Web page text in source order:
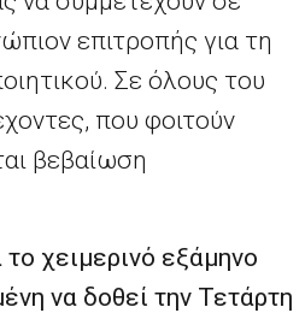
επιτροπής για τη
Σε όλους του
που φοιτούν
βεβαίωση
χειμερινό εξάμηνο
να δοθεί την Τετάρτη